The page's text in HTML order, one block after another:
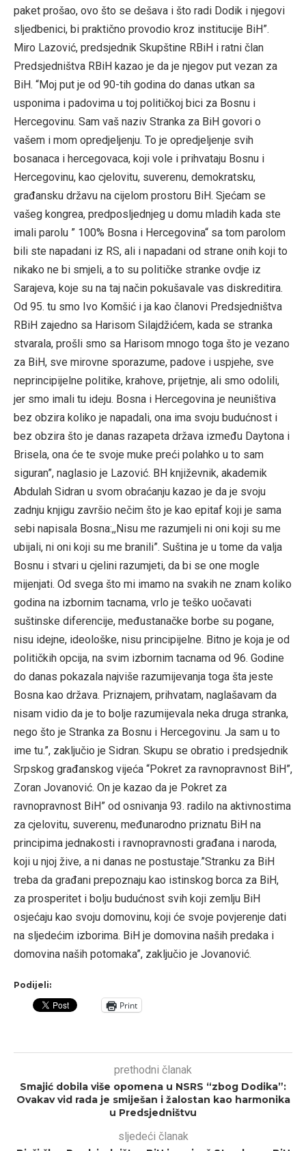
paket prošao, ovo što se dešava i što radi Dodik i njegovi
sljedbenici, bi praktično provodio kroz institucije BiH”.
Miro Lazović, predsjednik Skupštine RBiH i ratni član
Predsjedništva RBiH kazao je da je njegov put vezan za
BiH. “Moj put je od 90-tih godina do danas utkan sa
usponima i padovima u toj političkoj bici za Bosnu i
Hercegovinu. Sam vaš naziv Stranka za BiH govori o
vašem i mom opredjeljenju. To je opredjeljenje svih
bosanaca i hercegovaca, koji vole i prihvataju Bosnu i
Hercegovinu, kao cjelovitu, suverenu, demokratsku,
građansku državu na cijelom prostoru BiH. Sjećam se
vašeg kongrea, predposljednjeg u domu mladih kada ste
imali parolu ” 100% Bosna i Hercegovina“ sa tom parolom
bili ste napadani iz RS, ali i napadani od strane onih koji to
nikako ne bi smjeli, a to su političke stranke ovdje iz
Sarajeva, koje su na taj način pokušavale vas diskreditira.
Od 95. tu smo Ivo Komšić i ja kao članovi Predsjedništva
RBiH zajedno sa Harisom Silajdžićem, kada se stranka
stvarala, prošli smo sa Harisom mnogo toga što je vezano
za BiH, sve mirovne sporazume, padove i uspjehe, sve
neprincipijelne politike, krahove, prijetnje, ali smo odolili,
jer smo imali tu ideju. Bosna i Hercegovina je neuništiva
bez obzira koliko je napadali, ona ima svoju budućnost i
bez obzira što je danas razapeta država između Daytona i
Brisela, ona će te svoje muke preći polahko u to sam
siguran”, naglasio je Lazović. BH književnik, akademik
Abdulah Sidran u svom obraćanju kazao je da je svoju
zadnju knjigu završio nečim što je kao epitaf koji je sama
sebi napisala Bosna:,,Nisu me razumjeli ni oni koji su me
ubijali, ni oni koji su me branili”. Suština je u tome da valja
Bosnu i stvari u cjelini razumjeti, da bi se one mogle
mijenjati. Od svega što mi imamo na svakih ne znam koliko
godina na izbornim tacnama, vrlo je teško uočavati
suštinske diferencije, međustanačke borbe su pogane,
nisu idejne, ideološke, nisu principijelne. Bitno je koja je od
političkih opcija, na svim izbornim tacnama od 96. Godine
do danas pokazala najviše razumijevanja toga šta jeste
Bosna kao država. Priznajem, prihvatam, naglašavam da
nisam vidio da je to bolje razumijevala neka druga stranka,
nego što je Stranka za Bosnu i Hercegovinu. Ja sam u to
ime tu.”, zaključio je Sidran. Skupu se obratio i predsjednik
Srpskog građanskog vijeća “Pokret za ravnopravnost BiH”,
Zoran Jovanović. On je kazao da je Pokret za
ravnopravnost BiH” od osnivanja 93. radilo na aktivnostima
za cjelovitu, suverenu, međunarodno priznatu BiH na
principima jednakosti i ravnopravnosti građana i naroda,
koji u njoj žive, a ni danas ne postustaje.”Stranku za BiH
treba da građani prepoznaju kao istinskog borca za BiH,
za prosperitet i bolju budućnost svih koji zemlju BiH
osjećaju kao svoju domovinu, koji će svoje povjerenje dati
na sljedećim izborima. BiH je domovina naših predaka i
domovina naših potomaka”, zaključio je Jovanović.
Podijeli:
Print
prethodni članak
Smajić dobila više opomena u NSRS “zbog Dodika”:
Ovakav vid rada je smiješan i žalostan kao harmonika
u Predsjedništvu
sljedeći članak